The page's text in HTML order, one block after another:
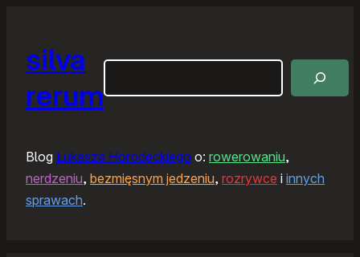
silva
rerum
Blog Łukasza Horodeckiego o: rowerowaniu,
nerdzeniu, bezmięsnym jedzeniu, rozrywce i innych
sprawach.